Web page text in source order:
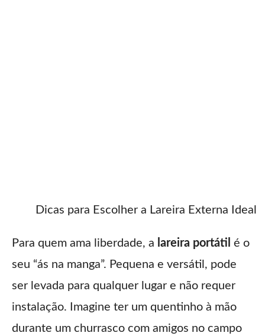
Dicas para Escolher a Lareira Externa Ideal
Para quem ama liberdade, a lareira portátil é o
seu “ás na manga”. Pequena e versátil, pode
ser levada para qualquer lugar e não requer
instalação. Imagine ter um quentinho à mão
durante um churrasco com amigos no campo